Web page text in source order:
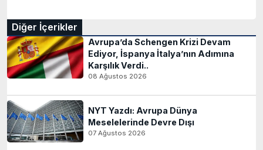
Diğer İçerikler
Avrupa’da Schengen Krizi Devam
Ediyor, İspanya İtalya’nın Adımına
Karşılık Verdi..
08 Ağustos 2026
NYT Yazdı: Avrupa Dünya
Meselelerinde Devre Dışı
07 Ağustos 2026